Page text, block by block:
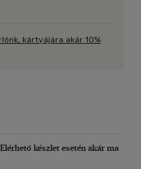
is megoldatlan
kártyájára akár 10%
Elérhető készlet esetén akár ma